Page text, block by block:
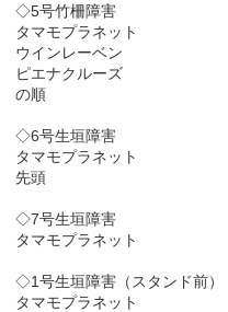
◇5号竹柵障害
タマモプラネット
ウインレーベン
ピエナクルーズ
の順
◇6号生垣障害
タマモプラネット
先頭
◇7号生垣障害
タマモプラネット
◇1号生垣障害（スタンド前）
タマモプラネット